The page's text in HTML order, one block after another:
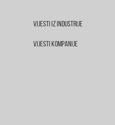
Vijesti Iz Industrije
Vijesti Kompanije